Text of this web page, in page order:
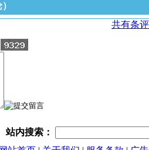
共有条
站内搜索：